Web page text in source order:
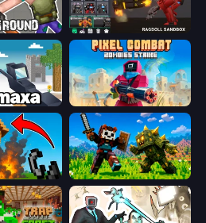
Last Play: Ragdoll Sandbox
Pixel Combat: Zombies Strike
CraftSlayer: Apocalypse